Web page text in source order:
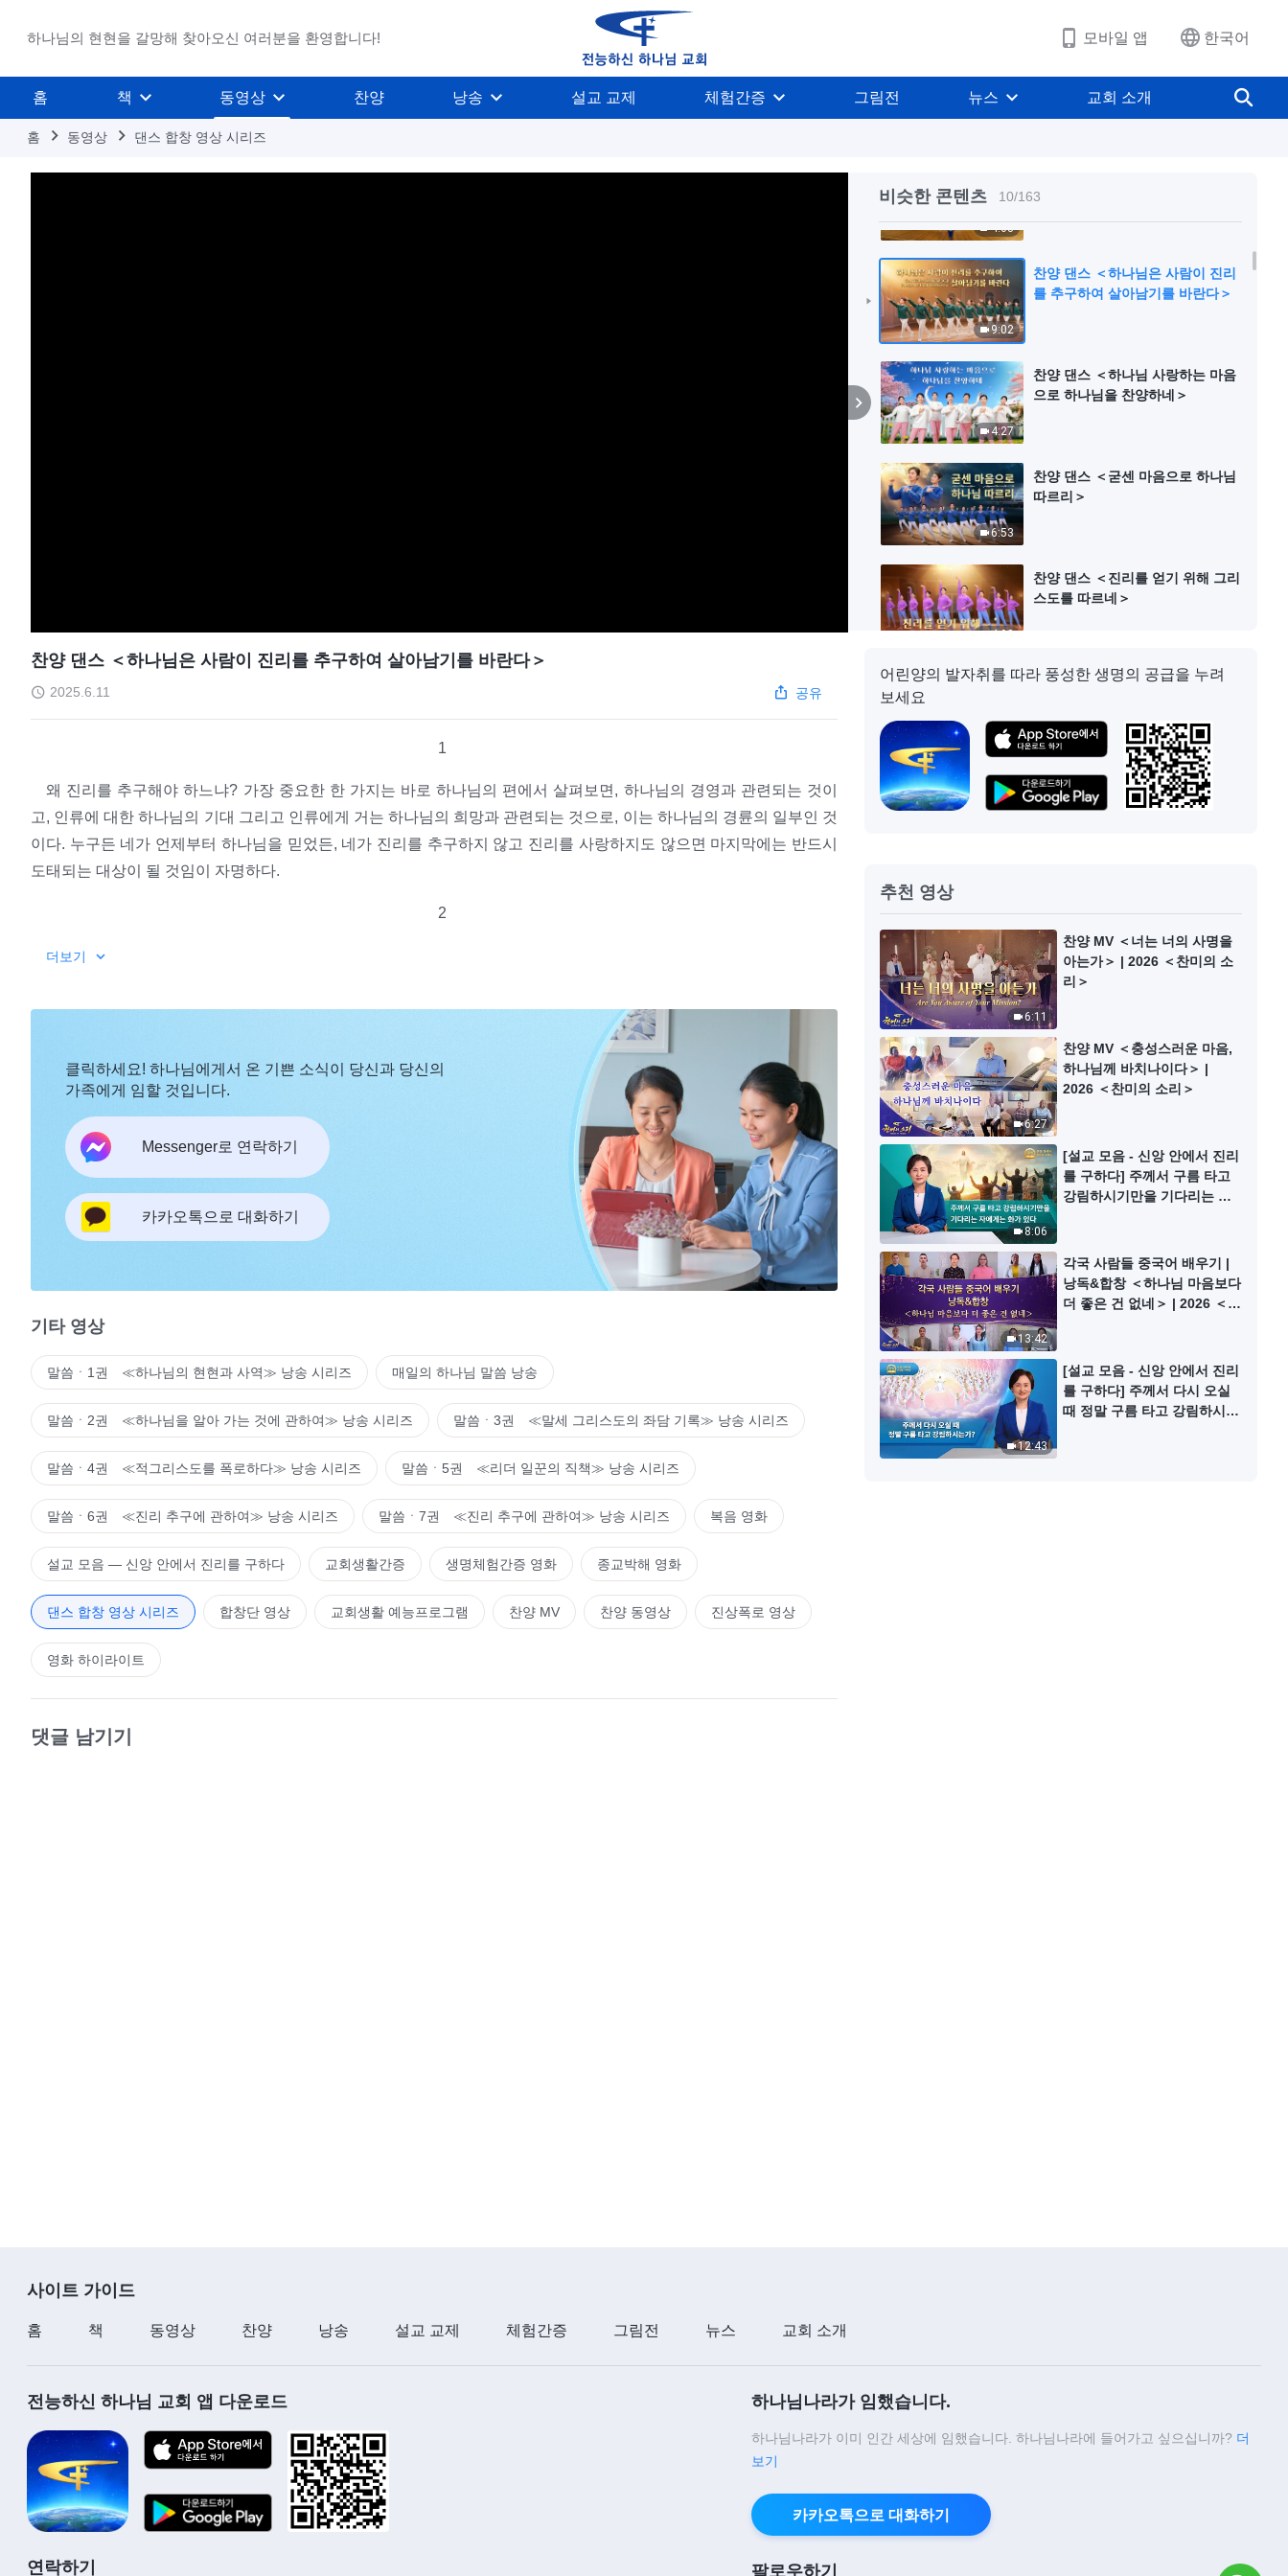
하나님의 현현을 갈망해 찾아오신 여러분을 환영합니다! 모바일 앱 한국어
홈 책 동영상 찬양 낭송 설교 교제 체험간증 그림전 뉴스 교회 소개
홈 동영상 댄스 합창 영상 시리즈
비슷한 콘텐츠 10/163
세상에 임하였네＞
4:03
에 가져왔다＞
9:02
찬양 댄스 ＜하나님은 사람이 진리
를 추구하여 살아남기를 바란다＞
4:27
찬양 댄스 ＜하나님 사랑하는 마음
으로 하나님을 찬양하네＞
6:53
찬양 댄스 ＜굳센 마음으로 하나님
따르리＞
4:08
찬양 댄스 ＜진리를 얻기 위해 그리
스도를 따르네＞
4:00
찬양 댄스 ＜만백성 마음껏 하나님
찬양 댄스 ＜하나님의 대업이 이루
어졌네＞
3:29
찬양 댄스 ＜나는 하나님만 따르리
＞
5:00
찬양 댄스 ＜사랑하는 이여, 난 당
신을 찾고 있어요＞
6:23
찬양 댄스 ＜나는 넘치는 하나님의
사랑 받았네＞
5:12
찬양 댄스 ＜하나님의 구원 너무 실
제적이네＞
4:44
찬양 댄스 ＜만백성 마음껏 하나님
찬미하네＞
5:26
찬양 댄스 ＜하나님은 사람이 진리를 추구하여 살아남기를 바란다＞
2025.6.11 공유
1
왜 진리를 추구해야 하느냐? 가장 중요한 한 가지는 바로 하나님의 편에서 살펴보면, 하나님의 경영과 관련되는 것이
고, 인류에 대한 하나님의 기대 그리고 인류에게 거는 하나님의 희망과 관련되는 것으로, 이는 하나님의 경륜의 일부인 것
이다. 누구든 네가 언제부터 하나님을 믿었든, 네가 진리를 추구하지 않고 진리를 사랑하지도 않으면 마지막에는 반드시
도태되는 대상이 될 것임이 자명하다.
2
하나님의 사역은 세 단계이다. 경륜은 하나님이 인간을 창조했을 때부터 있었고 각 단계의 경륜을 인간에게 실시했다.
적은 그가 선포한 진리, 인간에게 알려 준 다방면의 요구 준칙이 사람에게서 생명이 되고 실제가 되게 하는 것이다. 이는
3
모든 사람은 자질이 어떻든, 나이가 어떻든, 하나님을 믿은 지 얼마나 되었든 진리 추구의 길을 향해 노력해야 한다. 객
관적인 이유를 내세우지 말고 무조건 진리를 추구해야 한다. 허송세월 보내지 마라. 네가 진리 추구를 인생의 큰일로 삼고
추구하며 노력한다고 해도 최종적으로 얻고 도달한 진리가 네가 바랐던 것이 아닐 수도 있다. 그러나 만약 하나님이 진리
를 추구하는 너의 태도와 진심을 보고 적절한 종착지를 준다고 한다면 얼마나 좋겠느냐!
이제부터는 종착지니 결말이니, 훗날이 어떨지, 미래는 어떨지, 재난을 피할 수 있을지, 죽지 않을 수 있을지 등을 중시
로 이행하며 하나님의 마음을 만족게 하여라. 그리하여 하나님의 육천 년의 기다림과 기대를 저버리지 말고 하나님께 약
간의 위로를 주어 하나님이 네게서 희망을 보게 하고 하나님의 염원이 네게서 실현되게 하여라. 그럼 하나님이 너를 박대
하겠느냐? 설령 최종의 결과가 사람의 뜻대로 되지 않았다 할지라도 피조물로서 너는 모든 것에서 하나님의 지배와 안배
에 순종하며 개인의 계획은 없어야 한다. 이런 마음가짐이 옳은 것이다.
―＜말씀ㆍ6권 진리 추구에 관하여ㆍ왜 진리를 추구해야 하는가＞ 중에서
더보기
클릭하세요! 하나님에게서 온 기쁜 소식이 당신과 당신의
가족에게 임할 것입니다.
Messenger로 연락하기
카카오톡으로 대화하기
기타 영상
말씀ㆍ1권 ≪하나님의 현현과 사역≫ 낭송 시리즈 매일의 하나님 말씀 낭송
말씀ㆍ2권 ≪하나님을 알아 가는 것에 관하여≫ 낭송 시리즈 말씀ㆍ3권 ≪말세 그리스도의 좌담 기록≫ 낭송 시리즈
말씀ㆍ4권 ≪적그리스도를 폭로하다≫ 낭송 시리즈 말씀ㆍ5권 ≪리더 일꾼의 직책≫ 낭송 시리즈
말씀ㆍ6권 ≪진리 추구에 관하여≫ 낭송 시리즈 말씀ㆍ7권 ≪진리 추구에 관하여≫ 낭송 시리즈 복음 영화
설교 모음 ― 신앙 안에서 진리를 구하다 교회생활간증 생명체험간증 영화 종교박해 영화
댄스 합창 영상 시리즈 합창단 영상 교회생활 예능프로그램 찬양 MV 찬양 동영상 진상폭로 영상
영화 하이라이트
댓글 남기기
어린양의 발자취를 따라 풍성한 생명의 공급을 누려
보세요
추천 영상
6:11
찬양 MV ＜너는 너의 사명을
아는가＞ | 2026 ＜찬미의 소
리＞
6:27
찬양 MV ＜충성스러운 마음,
하나님께 바치나이다＞ |
2026 ＜찬미의 소리＞
8:06
[설교 모음 - 신앙 안에서 진리
를 구하다] 주께서 구름 타고
강림하시기만을 기다리는 자
13:42
각국 사람들 중국어 배우기 |
낭독&합창 ＜하나님 마음보다
더 좋은 건 없네＞ | 2026 ＜찬
12:43
[설교 모음 - 신앙 안에서 진리
를 구하다] 주께서 다시 오실
때 정말 구름 타고 강림하시는
사이트 가이드
홈 책 동영상 찬양 낭송 설교 교제 체험간증 그림전 뉴스 교회 소개
전능하신 하나님 교회 앱 다운로드
연락하기
하나님나라가 임했습니다.
하나님나라가 이미 인간 세상에 임했습니다. 하나님나라에 들어가고 싶으십니까? 더
보기
카카오톡으로 대화하기
팔로우하기